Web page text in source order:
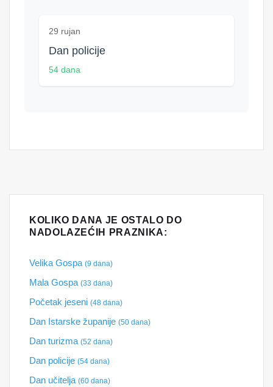
29 rujan
Dan policije
54 dana
KOLIKO DANA JE OSTALO DO
NADOLAZEĆIH PRAZNIKA:
Velika Gospa (9 dana)
Mala Gospa (33 dana)
Početak jeseni (48 dana)
Dan Istarske županije (50 dana)
Dan turizma (52 dana)
Dan policije (54 dana)
Dan učitelja (60 dana)